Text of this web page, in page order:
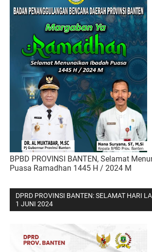
BPBD PROVINSI BANTEN, Selamat
Puasa Ramadhan 1445 H / 2024 M
DPRD PROVINSI BANTEN: SELAMAT HARI
1 JUNI 2024